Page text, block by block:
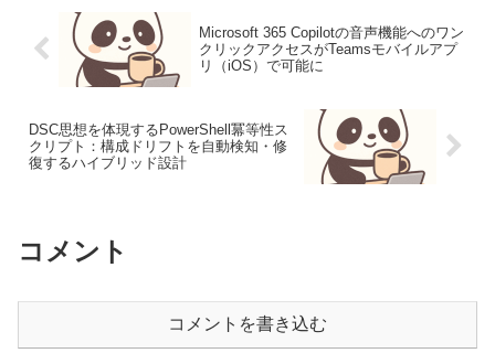
Microsoft 365 Copilotの音声機能へのワン
クリックアクセスがTeamsモバイルアプ
リ（iOS）で可能に
DSC思想を体現するPowerShell冪等性ス
クリプト：構成ドリフトを自動検知・修
復するハイブリッド設計
コメント
コメントを書き込む